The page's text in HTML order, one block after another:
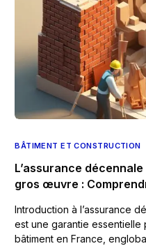
BÂTIMENT ET CONSTRUCTION
L’assurance
gros œuvre :
Introduction à l’assurance
est une garantie
bâtiment en France,